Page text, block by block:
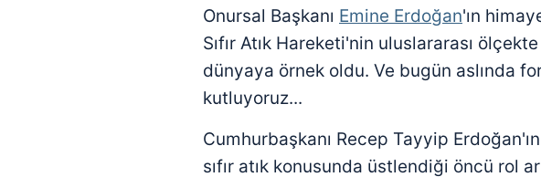
Onursal Başkanı Emine Erdoğan'ın
Sıfır Atık Hareketi'nin uluslararası
dünyaya örnek oldu. Ve bugün aslında
kutluyoruz...
Cumhurbaşkanı Recep Tayyip
sıfır atık konusunda üstlendiği öncü rol